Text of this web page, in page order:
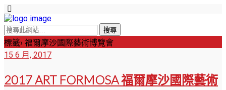
標籤› 福爾摩沙國際藝術博覽會
15 6 月, 2017
2017 ART FORMOSA 福爾摩沙國際藝術